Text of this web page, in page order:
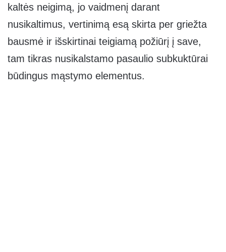
kaltės neigimą, jo vaidmenį darant
nusikaltimus, vertinimą esą skirta per griežta
bausmė ir išskirtinai teigiamą požiūrį į save,
tam tikras nusikalstamo pasaulio subkuktūrai
būdingus mąstymo elementus.